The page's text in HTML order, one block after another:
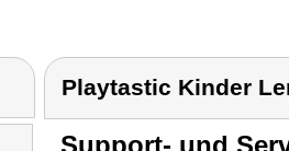
Playtastic Kinder
Support- und